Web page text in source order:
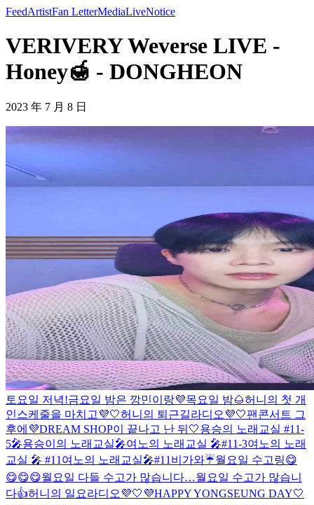
FeedArtistFan LetterMediaLiveNotice
VERIVERY Weverse LIVE -
Honey🍯 - DONGHEON
2023 年 7 月 8 日
토요일 저녁!금요일 밤은 깡민이랑💜목요일 밤🌰허니의 첫 개
인스케줄을 마치고💜🤍허니의 퇴근길라디오💜🤍팬콘서트 그
후에 💜DREAM SHOP이 끝나고 난 뒤🤍용승의 노래교실 #11-
5🎤용승이의 노래교실🎤여노의 노래교실 🎤#11-3여노의 노래
교실 🎤 #11 여노의 노래교실🎤#11 비가와☔️월요일 수고링😋
😋😋😋월요일 다들 수고가 많습니다…월요일 수고가 많습니
다👍허니의 일요라디오💜🤍 💜HAPPY YONGSEUNG DAY🤍